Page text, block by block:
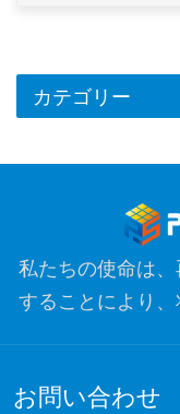
に設計されていま
三脚設計は、最適
提供し、エネルギ
な気象条件でも安
を確保します。
カテゴリー
私たちの使命は
することにより、
り、品質、プロフ
お問い合わせ